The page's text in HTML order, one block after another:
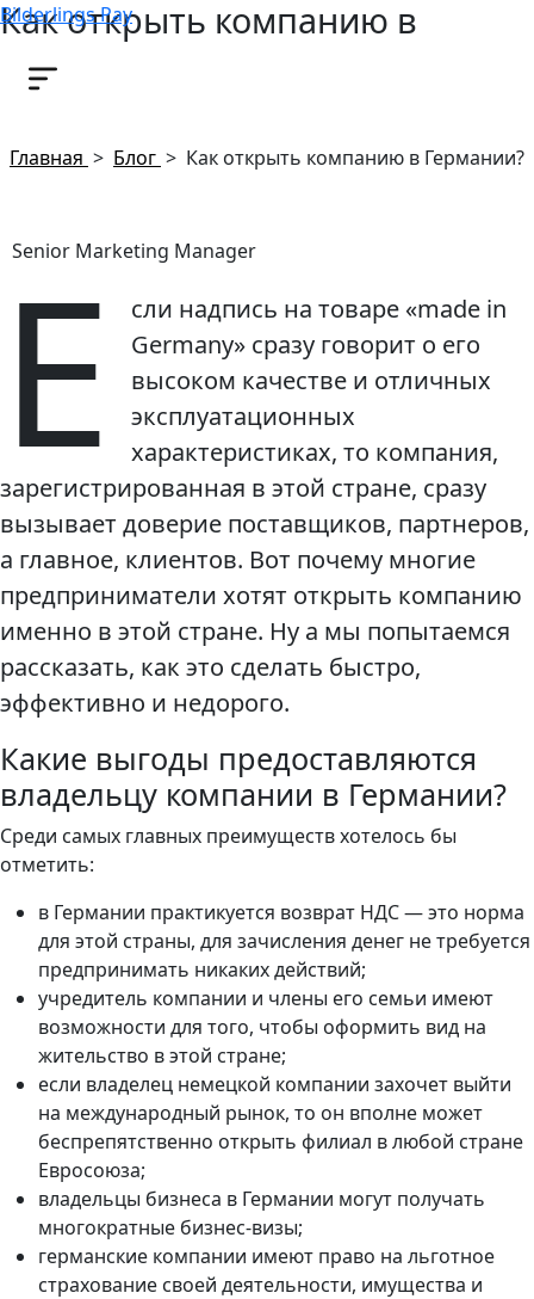
Bilderlings Pay
Как открыть компанию в
Германии?
Главная > Блог > Как открыть компанию в Германии?
Senior Marketing Manager
Е
сли надпись на товаре «made in
Germany» сразу говорит о его
высоком качестве и отличных
эксплуатационных
характеристиках, то компания,
зарегистрированная в этой стране, сразу
вызывает доверие поставщиков, партнеров,
а главное, клиентов. Вот почему многие
предприниматели хотят открыть компанию
именно в этой стране. Ну а мы попытаемся
рассказать, как это сделать быстро,
эффективно и недорого.
Какие выгоды предоставляются
владельцу компании в Германии?
Среди самых главных преимуществ хотелось бы
отметить:
в Германии практикуется возврат НДС — это норма
для этой страны, для зачисления денег не требуется
предпринимать никаких действий;
учредитель компании и члены его семьи имеют
возможности для того, чтобы оформить вид на
жительство в этой стране;
если владелец немецкой компании захочет выйти
на международный рынок, то он вполне может
беспрепятственно открыть филиал в любой стране
Евросоюза;
владельцы бизнеса в Германии могут получать
многократные бизнес-визы;
германские компании имеют право на льготное
страхование своей деятельности, имущества и